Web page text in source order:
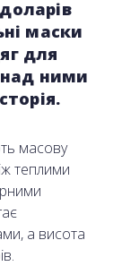
маски
для
над ними
масову
теплими
а висота